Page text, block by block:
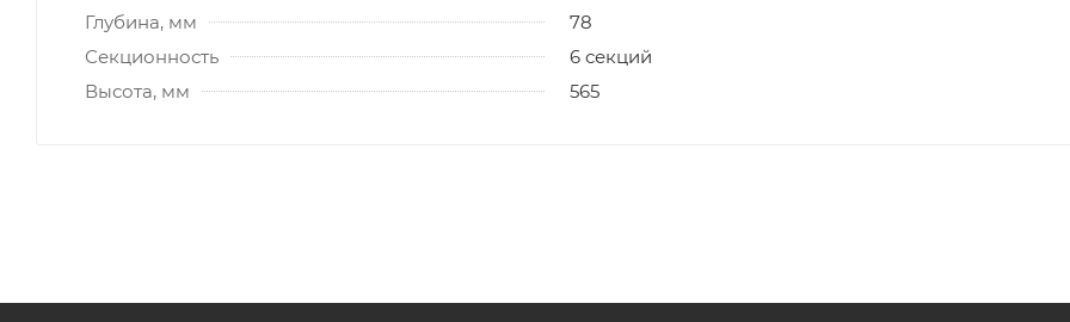
Глубина, мм
78
Секционность
6 секций
Высота, мм
565